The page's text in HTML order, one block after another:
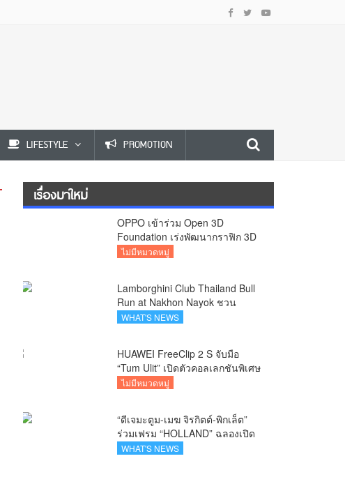
LIFESTYLE PROMOTION
เรื่องมาใหม่
OPPO เข้าร่วม Open 3D
Foundation เร่งพัฒนากราฟิก 3D
บนอุปกรณ์มือถือ
ไม่มีหมวดหมู่
Lamborghini Club Thailand Bull
Run at Nakhon Nayok ชวน
คาราวานกระทิงดุ สัมผัสธรรมชาติ
WHAT'S NEWS
HUAWEI FreeClip 2 S จับมือ
“Tum Ulit” เปิดตัวคอลเลกชันพิเศษ
Space Explorer ถ่ายทอดศิลปะบน
ไม่มีหมวดหมู่
“ดีเจมะตูม-เมฆ จิรกิตต์-พิกเล็ต”
ร่วมเฟรม “HOLLAND” ฉลองเปิด
ตัว SELBAN แบรนด์แฟชั่น
WHAT'S NEWS